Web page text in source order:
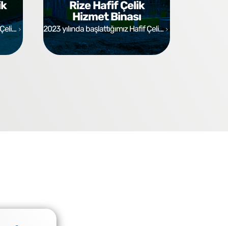
Rize Hafif Çelik
Hizmet Binası
2023 yılında başlattığımız Hafif Çeli...